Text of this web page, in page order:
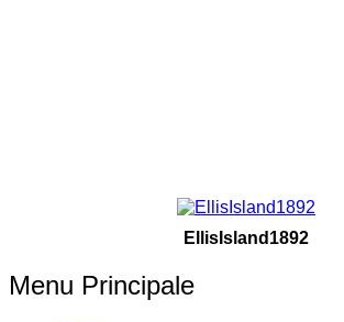
EllisIsland1892
Menu Principale